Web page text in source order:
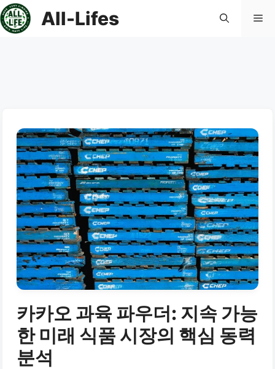
컨
텐
All-Lifes 메
카카오 과육 파우더: 지속 가능
한 미래 식품 시장의 핵심 동력
분석